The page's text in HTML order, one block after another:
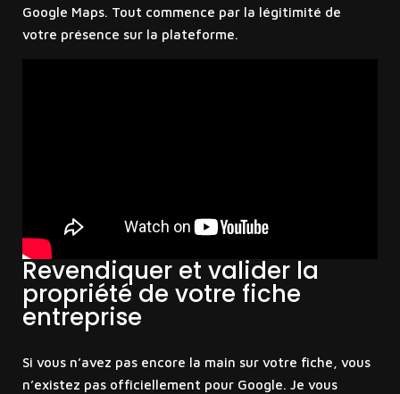
Google Maps. Tout commence par la légitimité de
votre présence sur la plateforme.
Revendiquer et valider la
propriété de votre fiche
entreprise
Si vous n’avez pas encore la main sur votre fiche, vous
n’existez pas officiellement pour Google. Je vous